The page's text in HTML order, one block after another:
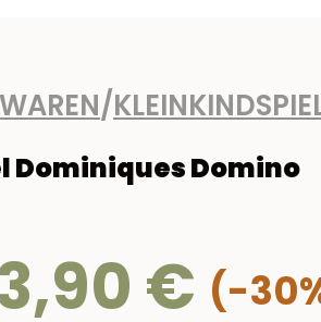
/
Dominiques Domino
€